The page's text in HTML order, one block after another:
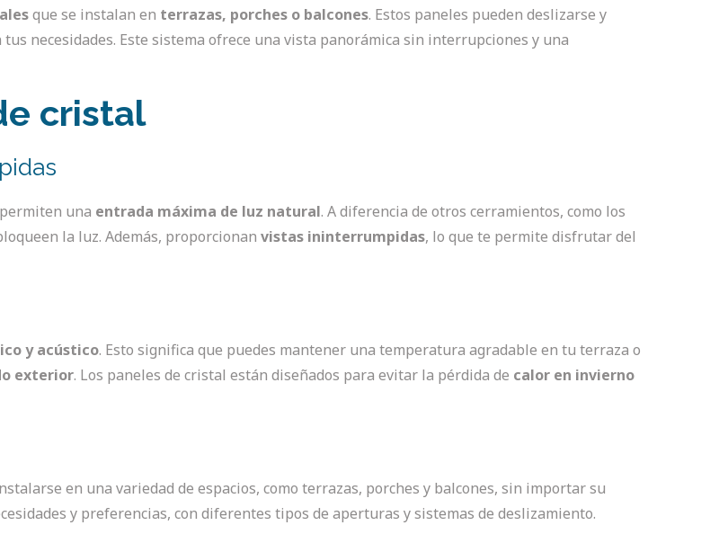
que se instalan en terrazas, porches o balcones. Estos paneles pueden deslizarse y
tus necesidades. Este sistema ofrece una vista panorámica sin interrupciones y una
cristal
una entrada máxima de luz natural. A diferencia de otros cerramientos, como los
la luz. Además, proporcionanvistas ininterrumpidas, lo que te permite disfrutar del
y acústico. Esto significa que puedes mantener una temperatura agradable en tu terraza o
exterior. Los paneles de cristal están diseñados para evitar la pérdida de calor en invierno
en una variedad de espacios, como terrazas, porches y balcones, sin importar su
y preferencias, con diferentes tipos de aperturas y sistemas de deslizamiento.